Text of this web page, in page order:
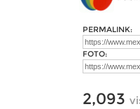
PERMALINK:
FOTO:
2,093